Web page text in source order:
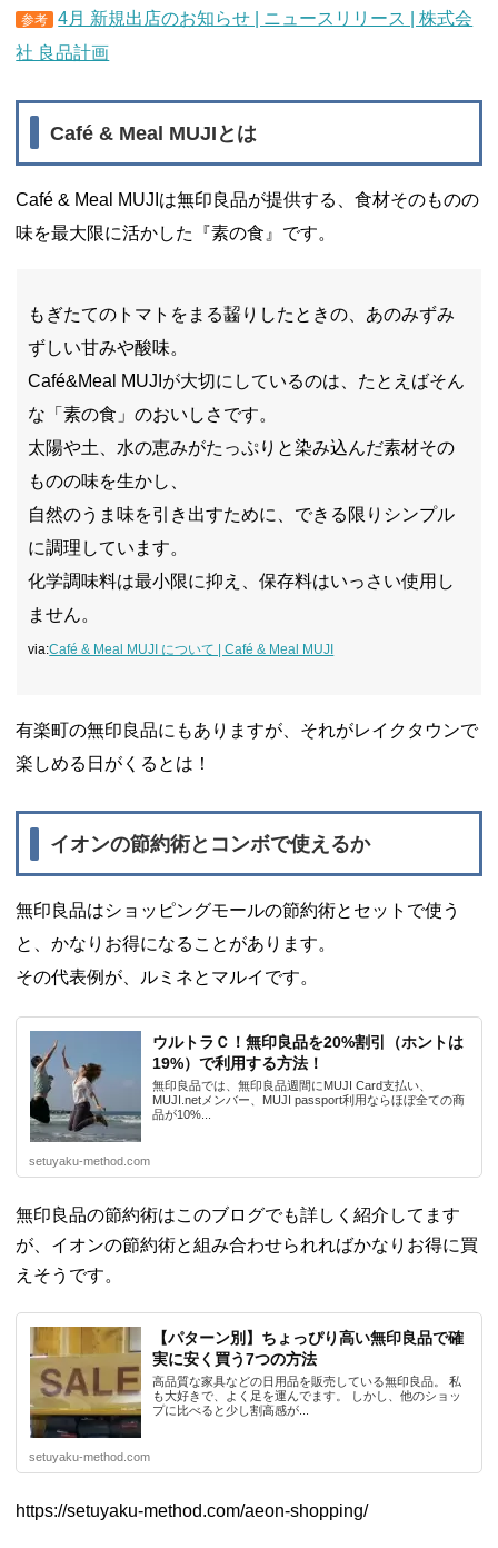
参考
4月 新規出店のお知らせ | ニュースリリース | 株式会
社 良品計画
Café & Meal MUJIとは
Café & Meal MUJIは無印良品が提供する、食材そのものの
味を最大限に活かした『素の食』です。
もぎたてのトマトをまる齧りしたときの、あのみずみ
ずしい甘みや酸味。
Café&Meal MUJIが大切にしているのは、たとえばそん
な「素の食」のおいしさです。
太陽や土、水の恵みがたっぷりと染み込んだ素材その
ものの味を生かし、
自然のうま味を引き出すために、できる限りシンプル
に調理しています。
化学調味料は最小限に抑え、保存料はいっさい使用し
ません。
via:Café & Meal MUJI について | Café & Meal MUJI
有楽町の無印良品にもありますが、それがレイクタウンで
楽しめる日がくるとは！
イオンの節約術とコンボで使えるか
無印良品はショッピングモールの節約術とセットで使う
と、かなりお得になることがあります。
その代表例が、ルミネとマルイです。
ウルトラＣ！無印良品を20%割引（ホントは
19%）で利用する方法！
無印良品では、無印良品週間にMUJI Card支払い、
MUJI.netメンバー、MUJI passport利用ならほぼ全ての商
品が10%...
setuyaku-method.com
無印良品の節約術はこのブログでも詳しく紹介してます
が、イオンの節約術と組み合わせられればかなりお得に買
えそうです。
【パターン別】ちょっぴり高い無印良品で確
実に安く買う7つの方法
高品質な家具などの日用品を販売している無印良品。 私
も大好きで、よく足を運んでます。 しかし、他のショッ
プに比べると少し割高感が...
setuyaku-method.com
https://setuyaku-method.com/aeon-shopping/